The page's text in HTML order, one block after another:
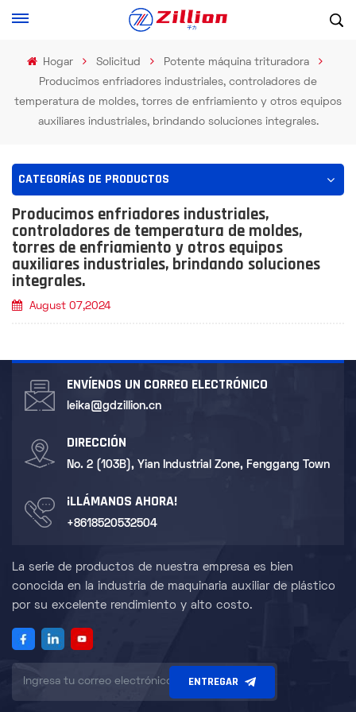
Hogar Solicitud
Potente máquina trituradora
Producimos enfriadores industriales, controladores de
temperatura de moldes, torres de enfriamiento y otros equipos
auxiliares industriales, brindando soluciones integrales.
CATEGORÍAS DE PRODUCTOS
Producimos enfriadores industriales,
controladores de temperatura de moldes,
torres de enfriamiento y otros equipos
auxiliares industriales, brindando soluciones
integrales.
August 07,2024
ENVÍENOS UN CORREO ELECTRÓNICO
leika@gdzillion.cn
DIRECCIÓN
No. 2 (103B), Yian Industrial Zone, Fenggang Town
¡LLÁMANOS AHORA!
+8618520532504
La serie de productos de nuestra empresa es bien
conocida en la industria de maquinaria auxiliar de plástico
por su excelente rendimiento y alto costo.
ENTREGAR